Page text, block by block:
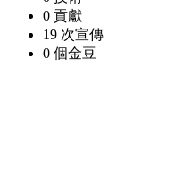
0 貢獻
19 次宣傳
0 個金豆